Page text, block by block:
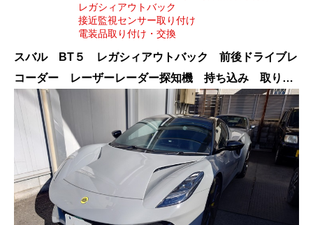
レガシィアウトバック
接近監視センサー取り付け
電装品取り付け・交換
スバル BT５ レガシィアウトバック 前後ドライブレ
コーダー レーザーレーダー探知機 持ち込み 取り付
け